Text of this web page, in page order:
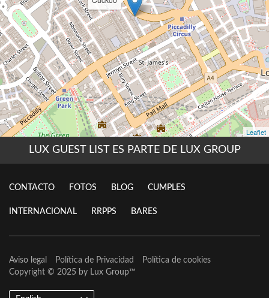
LUX GUEST LIST ES PARTE DE LUX GROUP
CONTACTO FOTOS BLOG CUMPLES
INTERNACIONAL RRPPS BARES
Aviso legal Política de Privacidad
Política de cookies
Copyright © 2025 by Lux Group™